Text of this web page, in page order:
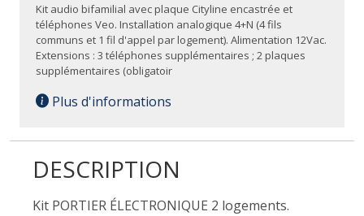
Kit audio bifamilial avec plaque Cityline encastrée et
téléphones Veo. Installation analogique 4+N (4 fils
communs et 1 fil d'appel par logement). Alimentation 12Vac.
Extensions : 3 téléphones supplémentaires ; 2 plaques
supplémentaires (obligatoir
Plus d'informations
DESCRIPTION
Kit PORTIER ÉLECTRONIQUE 2 logements.